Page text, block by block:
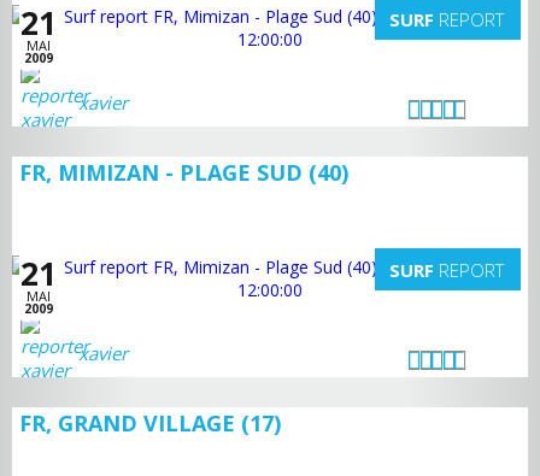
21
MAI
2009
SURF REPORT
xavier
FR, MIMIZAN - PLAGE SUD (40)
21
MAI
2009
SURF REPORT
xavier
FR, GRAND VILLAGE (17)